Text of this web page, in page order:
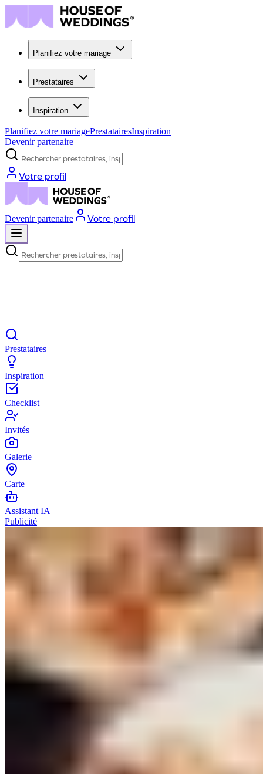
Planifiez votre mariage
Prestataires
Inspiration
Planifiez votre mariagePrestatairesInspiration
Devenir partenaire
Rechercher prestataires, inspiration...
Votre profil
Devenir partenaire Votre profil
Rechercher prestataires, inspiration...
Prestataires
Inspiration
Checklist
Invités
Galerie
Carte
Assistant IA
Publicité